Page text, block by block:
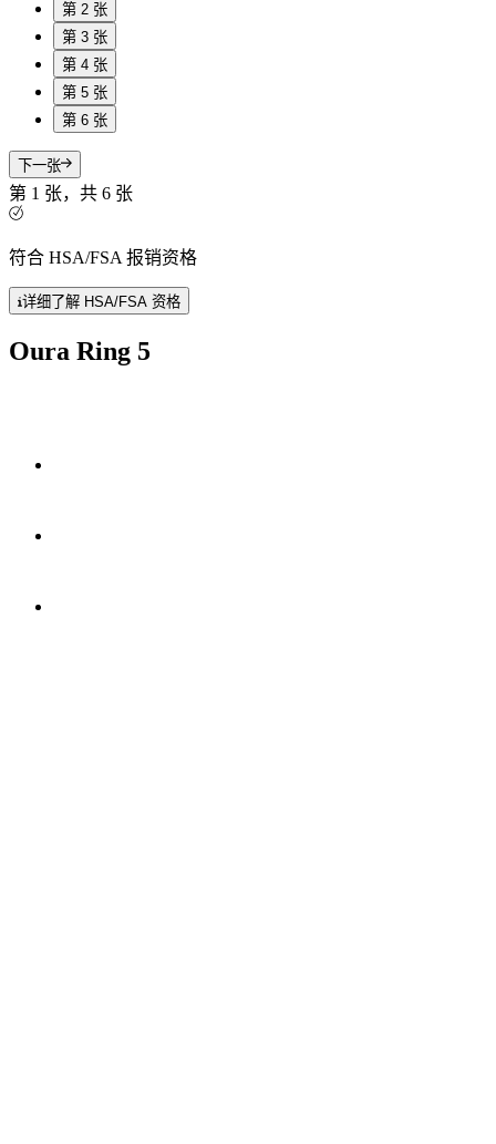
第 2 张
第 3 张
第 4 张
第 5 张
第 6 张
下一张
第 1 张，共 6 张
符合 HSA/FSA 报销资格
详细了解 HSA/FSA 资格
Oura Ring 5